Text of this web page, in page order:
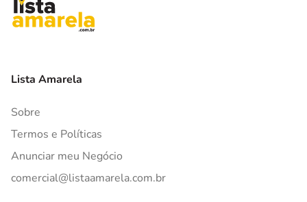
Lista Amarela
Sobre
Termos e Políticas
Anunciar meu Negócio
comercial@listaamarela.com.br